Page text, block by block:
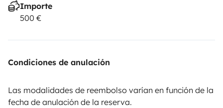
Importe
500 €
Condiciones de anulación
Las modalidades de reembolso varían en función de la
fecha de anulación de la reserva.